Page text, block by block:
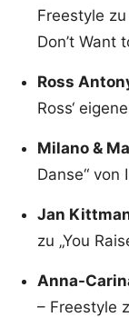
Freestyle zu
Don’t Want
Ross
Ross‘
Milano &
Danse“ von
Jan
zu „You
Anna-
– Freestyle